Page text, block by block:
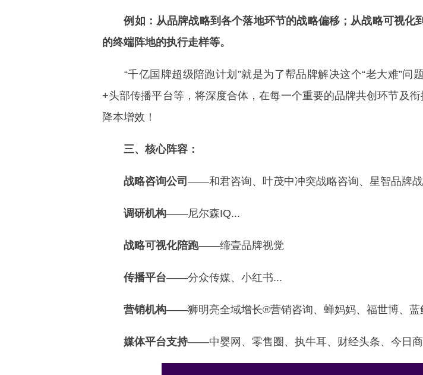
例如：从品牌战略到各个落地环节的战略偏移；从战略可视
的终端阵地的执行走样等。
“千亿国牌超级陪跑计划”就是为了帮品牌解决这个“老大难”
+头部传播平台等，将深度合体，在每一个重要的品牌共创环节及
降本增效！
三、核心阵容：
战略咨询公司 ——和君咨询、叶茂中冲突战略咨询、星智品牌
调研机构——尼尔森IQ...‍‍‍
战略可视化陪跑——缔壹品牌视觉
传播平台——分众传媒、小红书...
营销机构——狮明亮全域增长®营销咨询、蝉妈妈、福世博、蓝
媒体平台支持——中婴网、零售圈、执牛耳、财经头条、今日